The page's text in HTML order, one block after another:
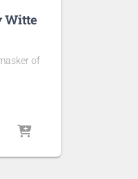
Witte
of